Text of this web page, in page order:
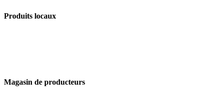
Produits locaux
Magasin de producteurs